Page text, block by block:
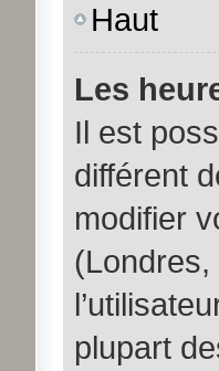
Haut
Les
Il est
différent
modifier
(Londres,
plupart